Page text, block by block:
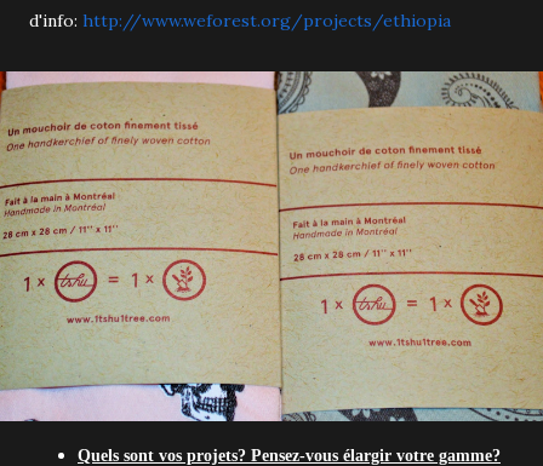
d'info: http://www.weforest.org/projects/ethiopia
Quels sont vos projets? Pensez-vous élargir votre gamme?